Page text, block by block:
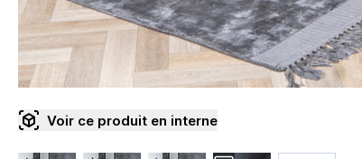
Voir ce produit en interne